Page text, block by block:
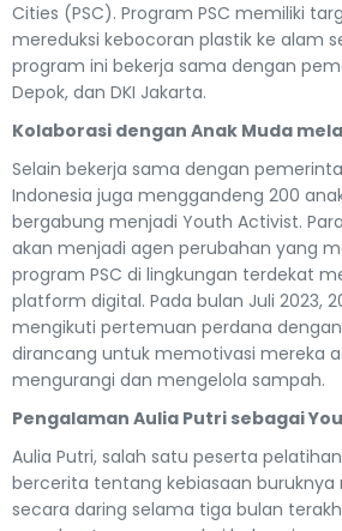
Cities (PSC). Program PSC memiliki
mereduksi kebocoran plastik ke alam
program ini bekerja sama dengan
Depok, dan DKI Jakarta.
Kolaborasi dengan Anak Muda
Selain bekerja sama dengan
Indonesia juga menggandeng 200
bergabung menjadi Youth Activist.
akan menjadi agen perubahan yang
program PSC di lingkungan terdekat
platform digital. Pada bulan Juli 2023,
mengikuti pertemuan perdana
dirancang untuk memotivasi mereka
mengurangi dan mengelola sampah.
Pengalaman Aulia Putri sebagai
Aulia Putri, salah satu peserta
bercerita tentang kebiasaan
secara daring selama tiga bulan